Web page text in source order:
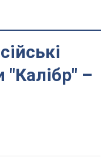
"Калібр" –